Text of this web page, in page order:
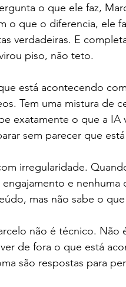
o que ele faz,
o que o diferencia, ele
verdadeiras. E
piso, não teto.
está acontecendo
Tem uma mistura de
exatamente o que a
sem parecer que
irregularidade.
e nenhuma
mas não sabe o
não é técnico.
de fora o que está
são respostas para